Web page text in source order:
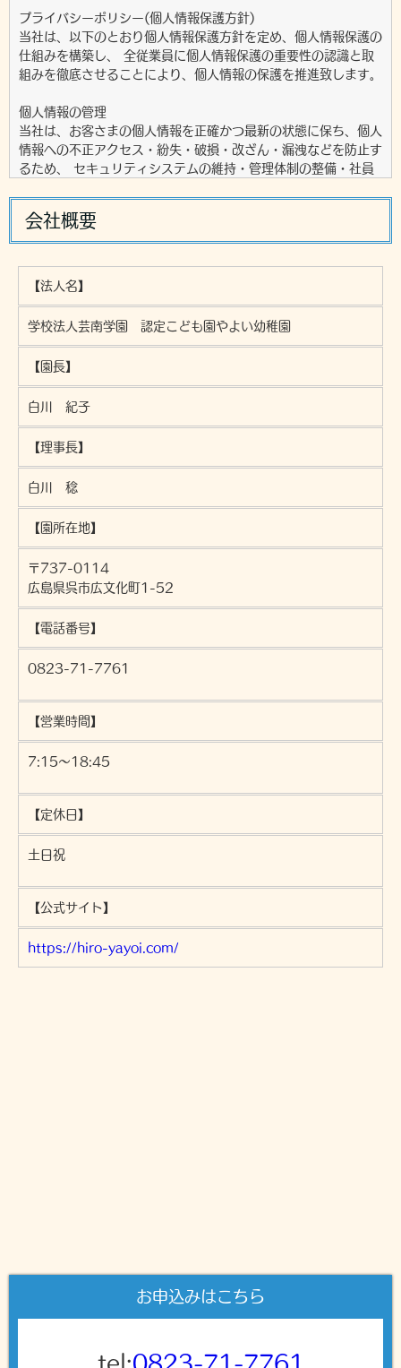
プライバシーポリシー(個人情報保護方針)
当社は、以下のとおり個人情報保護方針を定め、個人情報保護の
仕組みを構築し、 全従業員に個人情報保護の重要性の認識と取
組みを徹底させることにより、個人情報の保護を推進致します。
個人情報の管理
当社は、お客さまの個人情報を正確かつ最新の状態に保ち、個人
情報への不正アクセス・紛失・破損・改ざん・漏洩などを防止す
るため、 セキュリティシステムの維持・管理体制の整備・社員
個人情報の利用目的
のご案内やご質問に対する回答として、電子メールや資料のご送
のいずれかに該当する場合を除き、個人情報を第三者に開示いた
・お客さまの同意がある場合
・お客さまが希望されるサービスを行なうために当社が業務を委
託する業者に対して開示する場合
・法令に基づき開示することが必要である場合
個人情報の安全対策
当社は、個人情報の正確性及び安全性確保のために、セキュリテ
ィに万全の対策を講じています。
ご本人の照会
れる場合には、ご本人であることを確認の上、対応させていただ
法令、規範の遵守と見直し
他規範を遵守するとともに、本ポリシーの内容を適宜見直し、そ
会社概要
【法人名】
学校法人芸南学園 認定こども園やよい幼稚園
【園長】
白川 紀子
【理事長】
白川 稔
【園所在地】
〒737-0114
広島県呉市広文化町1-52
【電話番号】
0823-71-7761
【営業時間】
7:15～18:45
【定休日】
土日祝
【公式サイト】
https://hiro-yayoi.com/
お申込みはこちら
tel:0823-71-7761